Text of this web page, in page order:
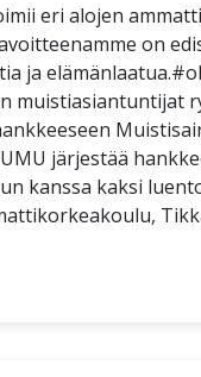
eri alojen
on
ja
muistiasiantuntijat
järjestää
kanssa kaksi